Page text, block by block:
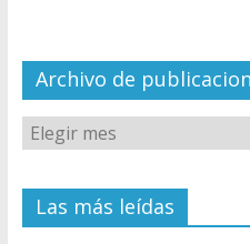
el
Archivo de
Las más leídas